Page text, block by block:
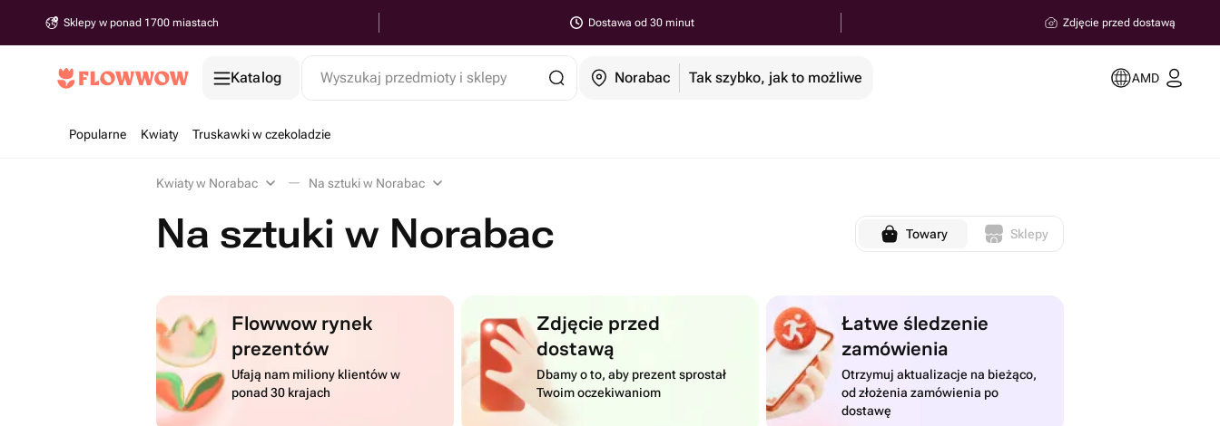
Sklepy w ponad 1700 miastach Dostawa od 30 minut Zdjęcie przed dostawą
Katalog Wyszukaj przedmioty i sklepy Norabac Tak szybko, jak to możliwe AMD
Popularne Kwiaty Truskawki w czekoladzie
Kwiaty w Norabac Na sztuki w Norabac
Na sztuki w Norabac Towary Sklepy
Flowwow rynek
prezentów
Ufają nam miliony klientów w
ponad 30 krajach
Zdjęcie przed
dostawą
Dbamy o to, aby prezent sprostał
Twoim oczekiwaniom
Łatwe śledzenie
zamówienia
Otrzymuj aktualizacje na bieżąco,
od złożenia zamówienia po
dostawę